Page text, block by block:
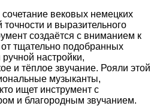
вековых немецких
и выразительного
создаётся с вниманием к
тщательно подобранных
настройки,
и тёплое звучание. Рояли этой
музыканты,
ищет инструмент с
и благородным звучанием.